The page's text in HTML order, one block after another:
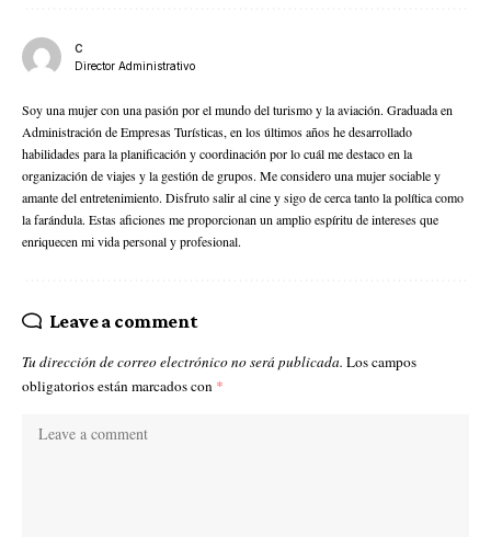
C
Director Administrativo
Soy una mujer con una pasión por el mundo del turismo y la aviación. Graduada en
Administración de Empresas Turísticas, en los últimos años he desarrollado
habilidades para la planificación y coordinación por lo cuál me destaco en la
organización de viajes y la gestión de grupos. Me considero una mujer sociable y
amante del entretenimiento. Disfruto salir al cine y sigo de cerca tanto la política como
la farándula. Estas aficiones me proporcionan un amplio espíritu de intereses que
enriquecen mi vida personal y profesional.
Leave a comment
Tu dirección de correo electrónico no será publicada. Los campos
obligatorios están marcados con *